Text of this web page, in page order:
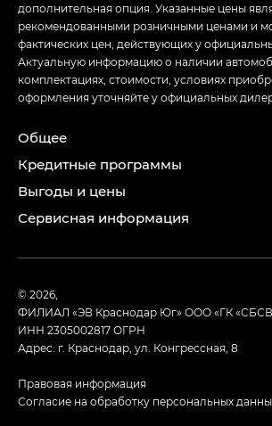
дополнительная опция. Указанные цены
рекомендованными розничными ценами и
фактических цен, действующих у
Актуальную информацию о наличии
комплектациях, стоимости, условиях
оформления уточняйте у официальных
Общее
Кредитные программы
Выгоды и цены
Сервисная информация
© 2026,
ФИЛИАЛ «ЭВ Краснодар Юг» ООО «ГК
ИНН 2305002817ОГРН
Адрес: г. Краснодар, ул. Конгрессная, 8
Правовая информация
Согласие на обработку персональных